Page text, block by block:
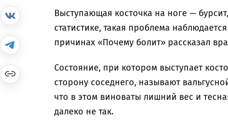
Выступающая косточка на ноге —
статистике, такая проблема
причинах «Почему болит» рассказал
Состояние, при котором выступает
сторону соседнего, называют
что в этом виноваты лишний вес и
далеко не так.